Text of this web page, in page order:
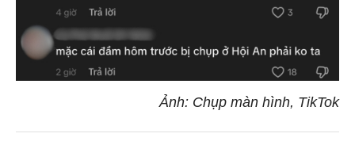
Ảnh: Chụp màn hình, TikTok